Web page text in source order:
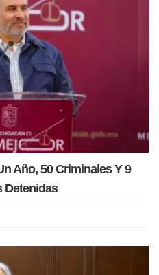
Año, 50 Criminales Y 9
Detenidas